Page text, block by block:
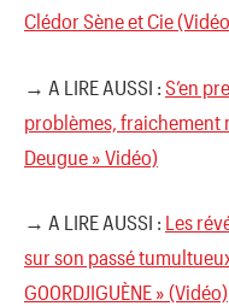
Clédor Sène et Cie
→ A LIRE AUSSI : S’en
problèmes, fraichement
Deugue » Vidéo)
→ A LIRE AUSSI : Les
sur son passé
G00RDJIGUÈNE » (Vidéo)